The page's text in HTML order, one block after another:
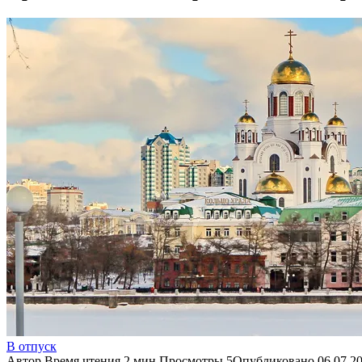
В отпуск